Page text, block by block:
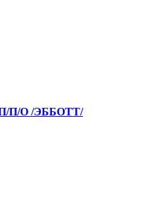
П/О /ЭББОТТ/